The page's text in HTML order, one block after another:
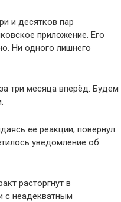
и десятков пар
приложение. Его
Ни одного лишнего
три месяца вперёд. Будем
её реакции, повернул
уведомление об
расторгнут в
с неадекватным